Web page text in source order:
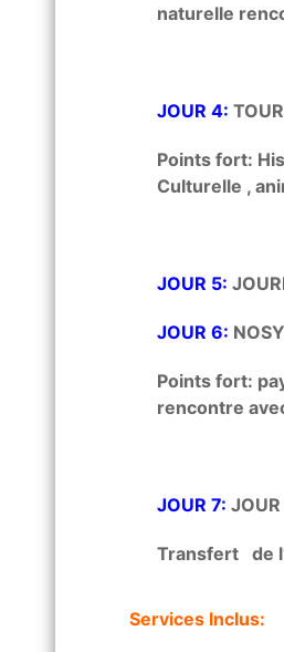
naturelle
JOUR 4:
Points fort:
Culturelle ,
JOUR 5:
JOUR 6:
Points fort:
rencontre
JOUR 7: JOUR
Transfert de
Services Inclus: